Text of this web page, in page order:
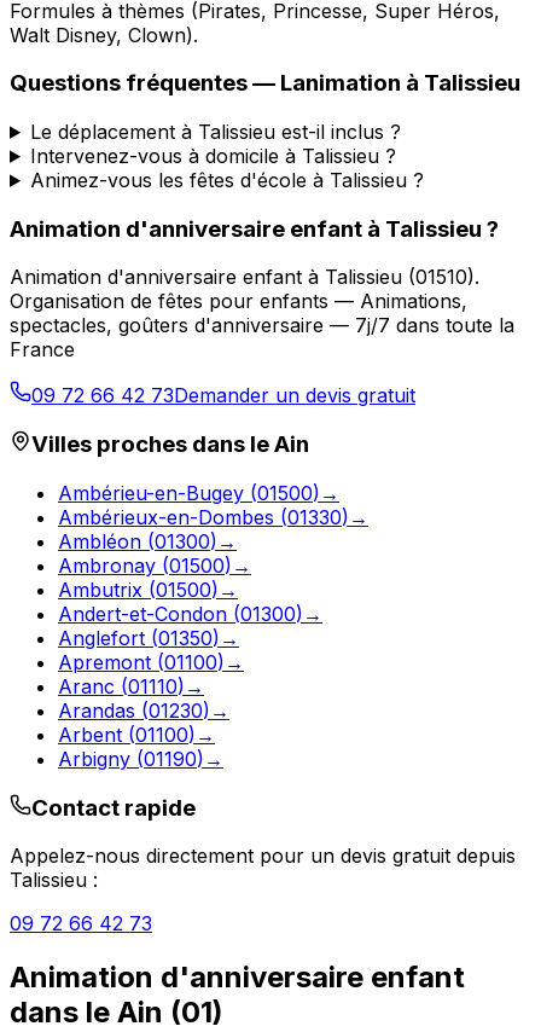
Formules à thèmes (Pirates, Princesse, Super Héros,
Walt Disney, Clown).
Questions fréquentes — Lanimation à Talissieu
Le déplacement à Talissieu est-il inclus ?
Intervenez-vous à domicile à Talissieu ?
Animez-vous les fêtes d'école à Talissieu ?
Animation d'anniversaire enfant à Talissieu ?
Animation d'anniversaire enfant à Talissieu (01510).
Organisation de fêtes pour enfants — Animations,
spectacles, goûters d'anniversaire — 7j/7 dans toute la
France
09 72 66 42 73Demander un devis gratuit
Villes proches dans leAin
Ambérieu-en-Bugey (01500) →
Ambérieux-en-Dombes (01330) →
Ambléon (01300) →
Ambronay (01500) →
Ambutrix (01500) →
Andert-et-Condon (01300) →
Anglefort (01350) →
Apremont (01100) →
Aranc (01110) →
Arandas (01230) →
Arbent (01100) →
Arbigny (01190) →
Contact rapide
Appelez-nous directement pour un devis gratuit depuis
Talissieu :
09 72 66 42 73
Animation d'anniversaire enfant
dans le Ain (01)